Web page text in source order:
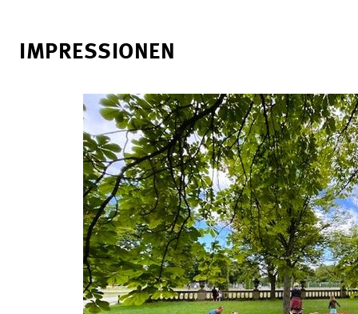
IMPRESSIONEN